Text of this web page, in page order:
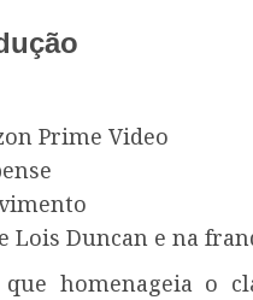
Prime Video
Lois Duncan e na
homenageia o